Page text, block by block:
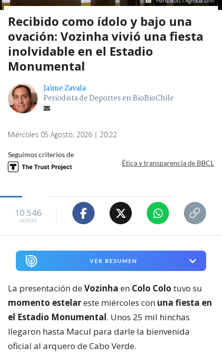
Recibido como ídolo y bajo una
ovación: Vozinha vivió una fiesta
inolvidable en el Estadio
Monumental
Jaime Zavala
Periodista de Deportes en BioBioChile
Miércoles 05 Agosto, 2026 | 20:22
Seguimos criterios de
Ética y transparencia de BBCL
10.546
visitas
VER RESUMEN
La presentación deVozinha en Colo Colo tuvo su
momento estelareste miércoles con una fiesta en
el Estadio Monumental. Unos 25 mil hinchas
llegaron hasta Macul para darle la bienvenida
oficial al arquero de Cabo Verde.